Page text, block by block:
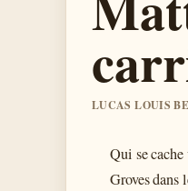
LUCAS LOUIS
Qui se
Groves dans